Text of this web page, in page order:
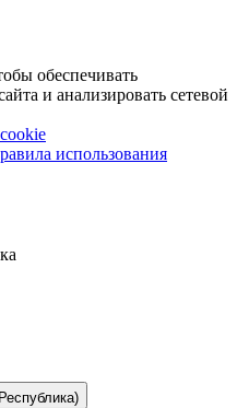
обеспечивать
и анализировать сетевой
использования